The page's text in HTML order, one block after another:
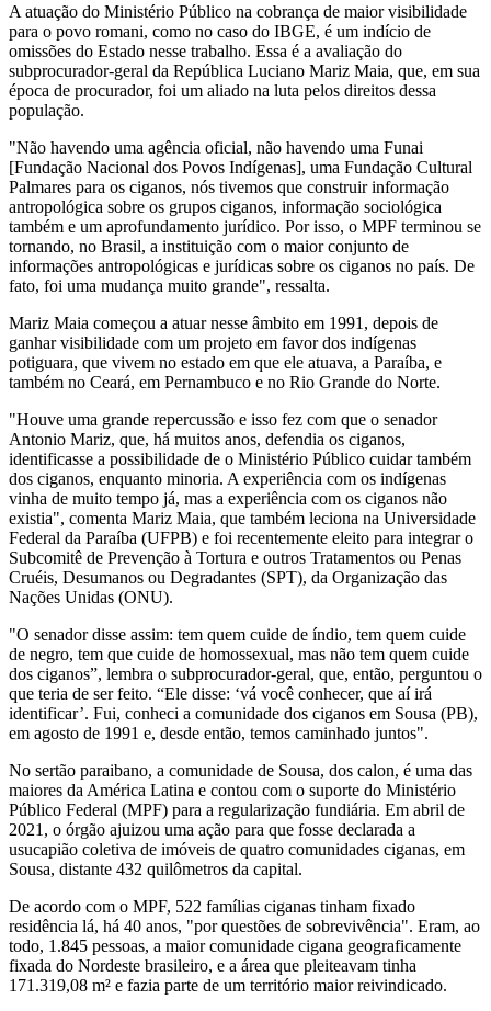
A atuação do Ministério Público na cobrança de maior visibilidade
para o povo romani, como no caso do IBGE, é um indício de
omissões do Estado nesse trabalho. Essa é a avaliação do
subprocurador-geral da República Luciano Mariz Maia, que, em sua
época de procurador, foi um aliado na luta pelos direitos dessa
população.
"Não havendo uma agência oficial, não havendo uma Funai
[Fundação Nacional dos Povos Indígenas], uma Fundação Cultural
Palmares para os ciganos, nós tivemos que construir informação
antropológica sobre os grupos ciganos, informação sociológica
também e um aprofundamento jurídico. Por isso, o MPF terminou se
tornando, no Brasil, a instituição com o maior conjunto de
informações antropológicas e jurídicas sobre os ciganos no país. De
fato, foi uma mudança muito grande", ressalta.
Mariz Maia começou a atuar nesse âmbito em 1991, depois de
ganhar visibilidade com um projeto em favor dos indígenas
potiguara, que vivem no estado em que ele atuava, a Paraíba, e
também no Ceará, em Pernambuco e no Rio Grande do Norte.
"Houve uma grande repercussão e isso fez com que o senador
Antonio Mariz, que, há muitos anos, defendia os ciganos,
identificasse a possibilidade de o Ministério Público cuidar também
dos ciganos, enquanto minoria. A experiência com os indígenas
vinha de muito tempo já, mas a experiência com os ciganos não
existia", comenta Mariz Maia, que também leciona na Universidade
Federal da Paraíba (UFPB) e foi recentemente eleito para integrar o
Subcomitê de Prevenção à Tortura e outros Tratamentos ou Penas
Cruéis, Desumanos ou Degradantes (SPT), da Organização das
Nações Unidas (ONU).
"O senador disse assim: tem quem cuide de índio, tem quem cuide
de negro, tem que cuide de homossexual, mas não tem quem cuide
dos ciganos”, lembra o subprocurador-geral, que, então, perguntou o
que teria de ser feito. “Ele disse: ‘vá você conhecer, que aí irá
identificar’. Fui, conheci a comunidade dos ciganos em Sousa (PB),
em agosto de 1991 e, desde então, temos caminhado juntos".
No sertão paraibano, a comunidade de Sousa, dos calon, é uma das
maiores da América Latina e contou com o suporte do Ministério
Público Federal (MPF) para a regularização fundiária. Em abril de
2021, o órgão ajuizou uma ação para que fosse declarada a
usucapião coletiva de imóveis de quatro comunidades ciganas, em
Sousa, distante 432 quilômetros da capital.
De acordo com o MPF, 522 famílias ciganas tinham fixado
residência lá, há 40 anos, "por questões de sobrevivência". Eram, ao
todo, 1.845 pessoas, a maior comunidade cigana geograficamente
fixada do Nordeste brasileiro, e a área que pleiteavam tinha
171.319,08 m² e fazia parte de um território maior reivindicado.